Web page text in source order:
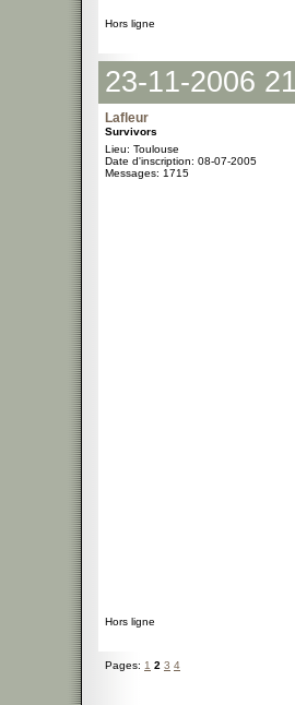
Hors ligne
23-11-2006
Lafleur
Survivors
Lieu: Toulouse
Date d'inscription: 08-07-2005
Messages: 1715
Hors ligne
Pages: 1 2 3 4